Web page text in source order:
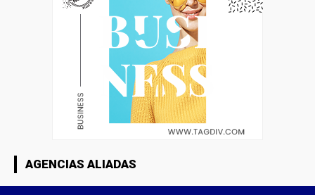
AGENCIAS ALIADAS